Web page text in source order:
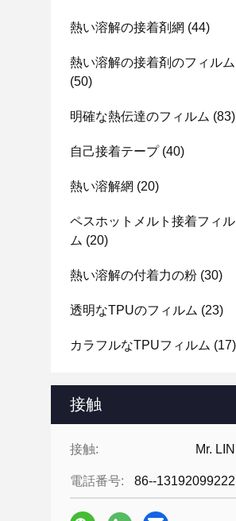
熱い溶解の接着剤網 (44)
熱い溶解の接着剤のフィルム
(50)
明確な熱伝達のフィルム (83)
自己接着テープ(40)
熱い溶解網 (20)
ペスホットメルト接着フィル
ム (20)
熱い溶解の付着力の粉 (30)
透明なTPUのフィルム (23)
カラフルなTPUフィルム (17)
接触
接触: Mr. LIN
電話番号: 86--13192099222